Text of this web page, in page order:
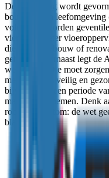
De eerste laag wordt
bouwwerken
voldoende worden
vierkante meter
die bij nieuwbouw of
gehaald. Daarnaast legt
werkgever. Die moet
medewerkers veilig en
bijvoorbeeld een periode
maatregelen nemen. Denk
roosters. Kortom: de wet
blauwdruk.